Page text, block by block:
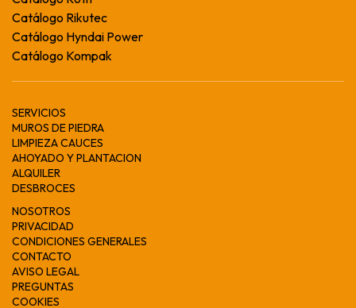
Catálogo Rikutec
Catálogo Hyndai Power
Catálogo Kompak
SERVICIOS
MUROS DE PIEDRA
LIMPIEZA CAUCES
AHOYADO Y PLANTACION
ALQUILER
DESBROCES
NOSOTROS
PRIVACIDAD
CONDICIONES GENERALES
CONTACTO
AVISO LEGAL
PREGUNTAS
COOKIES